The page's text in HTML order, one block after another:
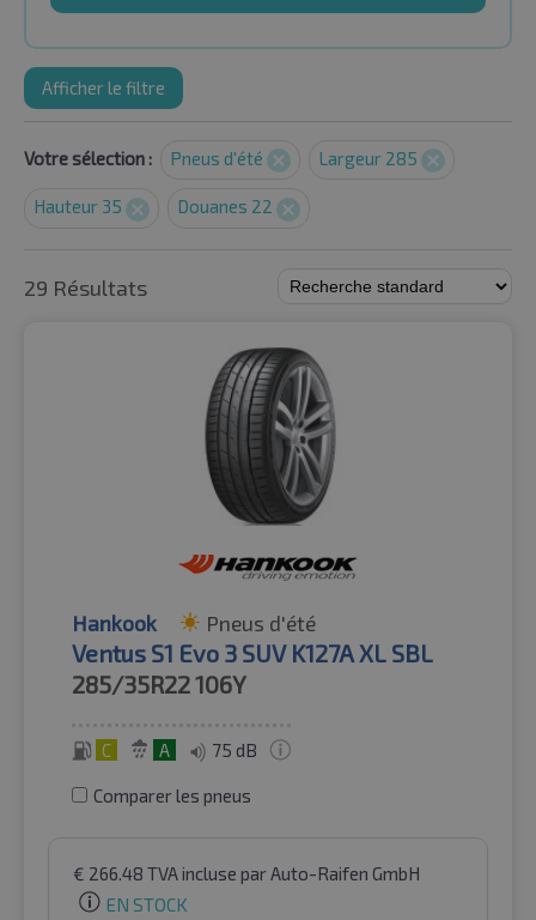
Afficher le filtre
Votre sélection : Pneus d'été Largeur 285
Hauteur 35 Douanes 22
29 Résultats
Hankook Pneus d'été
Ventus S1 Evo 3 SUV K127A XL SBL
285/35R22106Y
C A 75 dB
Comparer les pneus
€ 266.48 TVA incluse par Auto-Raifen GmbH
EN STOCK